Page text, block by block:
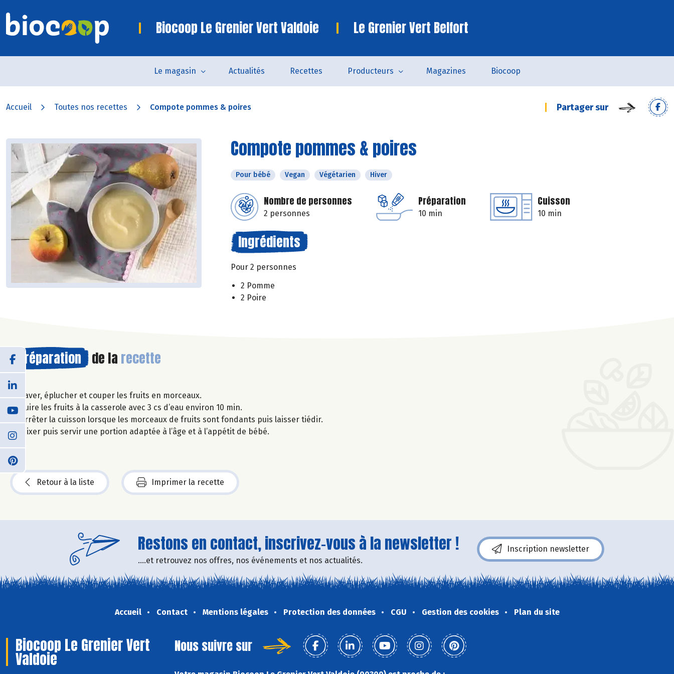
Biocoop Le Grenier Vert Valdoie Le Grenier Vert Belfort
Le magasin Actualités Recettes Producteurs Magazines Biocoop
Accueil Toutes nos recettes Compote pommes & poires Partager sur
Compote pommes & poires
Pour bébé Vegan Végétarien Hiver
Nombre de personnes
2 personnes
Préparation
10 min
Cuisson
10 min
Ingrédients
Pour 2 personnes
2 Pomme
2 Poire
Préparation de la recette
Laver, éplucher et couper les fruits en morceaux.
Cuire les fruits à la casserole avec 3 cs d’eau environ 10 min.
Arrêter la cuisson lorsque les morceaux de fruits sont fondants puis laisser tiédir.
Mixer puis servir une portion adaptée à l’âge et à l’appétit de bébé.
Retour à la liste Imprimer la recette
Restons en contact, inscrivez-vous à la newsletter !
....et retrouvez nos offres, nos événements et nos actualités.
Inscription newsletter
Accueil Contact Mentions légales Protection des données CGU Gestion des cookies Plan du site
Biocoop Le Grenier Vert
Valdoie
Nous suivre sur